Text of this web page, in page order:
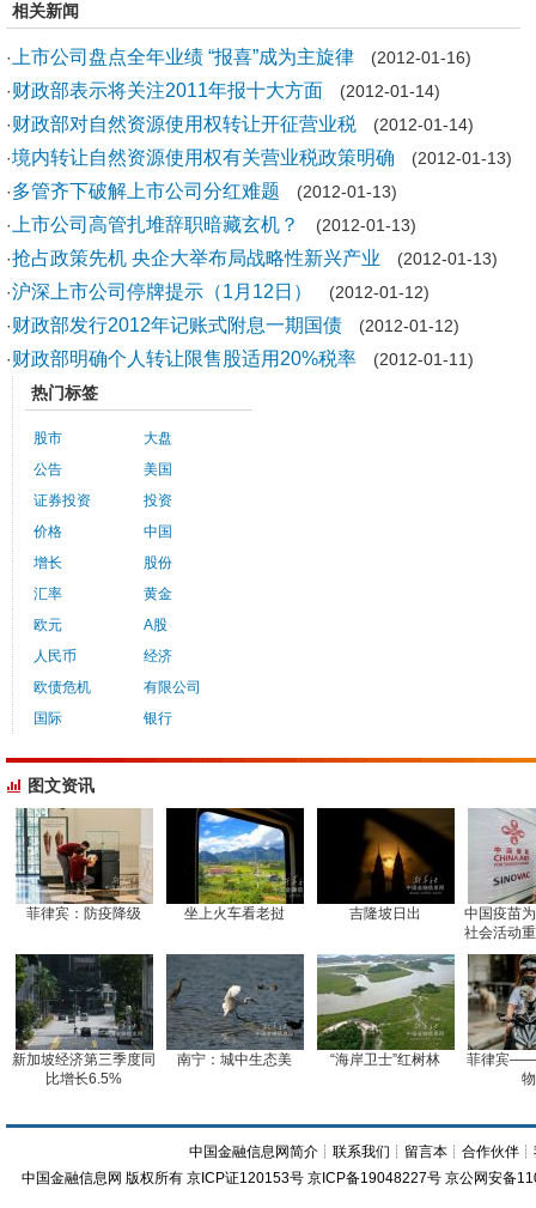
相关新闻
· 上市公司盘点全年业绩 “报喜”成为主旋律 (2012-01-16)
· 财政部表示将关注2011年报十大方面 (2012-01-14)
· 财政部对自然资源使用权转让开征营业税 (2012-01-14)
·境内转让自然资源使用权有关营业税政策明确 (2012-01-13)
· 多管齐下破解上市公司分红难题 (2012-01-13)
·
上市公司高管扎堆辞职暗藏玄机？
(2012-01-13)
·抢占政策先机 央企大举布局战略性新兴产业 (2012-01-13)
·沪深上市公司停牌提示（1月12日）
(2012-01-12)
· 财政部发行2012年记账式附息一期国债 (2012-01-12)
· 财政部明确个人转让限售股适用20%税率 (2012-01-11)
热门标签
股市
公告
证券投资
价格
增长
汇率
欧元
人民币
欧债危机
国际
大盘
美国
投资
中国
股份
黄金
A股
经济
有限公司
银行
图文资讯
菲律宾：防疫降级 坐上火车看老挝 吉隆坡日出
中国疫苗
社会活动
新加坡经济第三季度同
比增长6.5%
南宁：城中生态美 “海岸卫士”红树林
菲律宾
中国金融信息网简介 ┊联系我们 ┊ 留言本 ┊合作伙伴 ┊
中国金融信息网 版权所有 京ICP证120153号 京ICP备19048227号 京公网安备